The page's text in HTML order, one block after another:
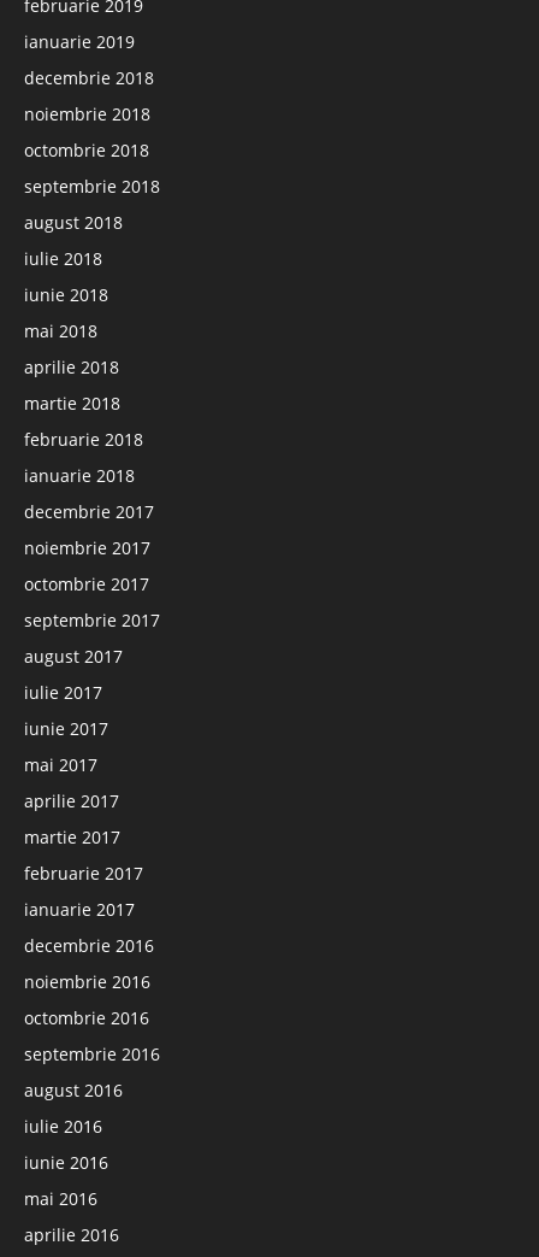
februarie 2019
ianuarie 2019
decembrie 2018
noiembrie 2018
octombrie 2018
septembrie 2018
august 2018
iulie 2018
iunie 2018
mai 2018
aprilie 2018
martie 2018
februarie 2018
ianuarie 2018
decembrie 2017
noiembrie 2017
octombrie 2017
septembrie 2017
august 2017
iulie 2017
iunie 2017
mai 2017
aprilie 2017
martie 2017
februarie 2017
ianuarie 2017
decembrie 2016
noiembrie 2016
octombrie 2016
septembrie 2016
august 2016
iulie 2016
iunie 2016
mai 2016
aprilie 2016